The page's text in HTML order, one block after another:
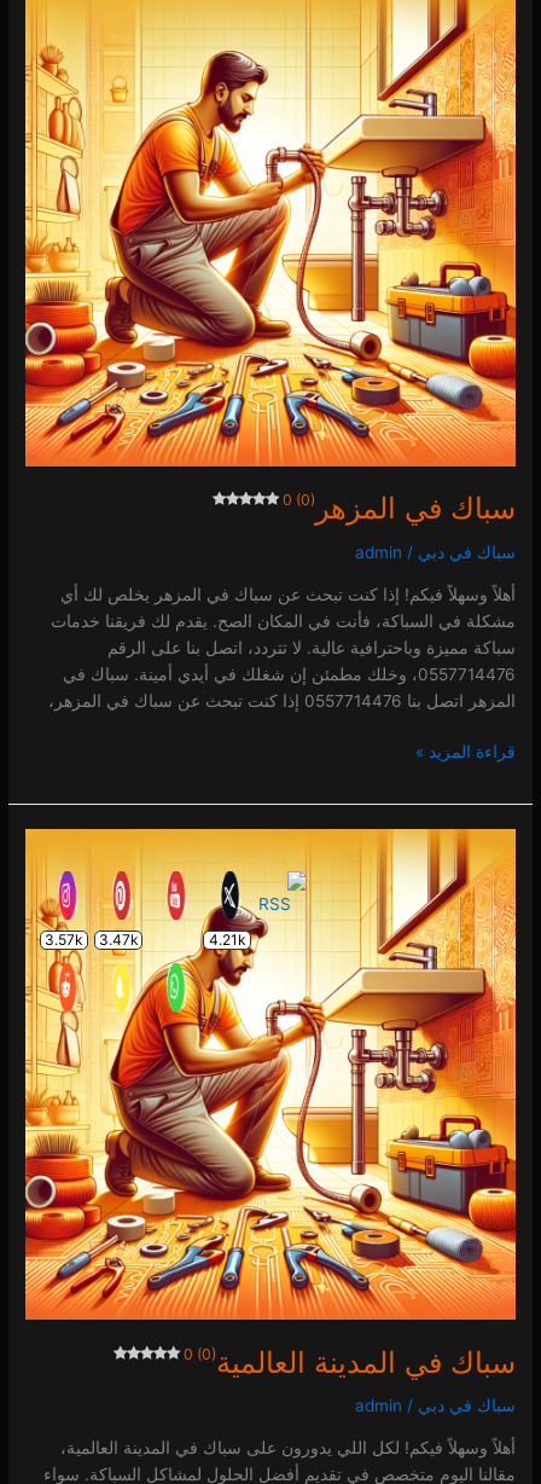
سباك في المزهر 0 (0)
سباك في دبي /
admin
أهلاً وسهلاً فيكم! إذا كنت تبحث عن سباك في المزهر يخلص لك أي
مشكلة في السباكة، فأنت في المكان الصح. يقدم لك فريقنا خدمات
سباكة مميزة وباحترافية عالية. لا تتردد، اتصل بنا على الرقم
0557714476، وخلك مطمئن إن شغلك في أيدي أمينة. سباك في
المزهر اتصل بنا 0557714476 إذا كنت تبحث عن سباك في المزهر،
في
المزهر
0 (0)
قراءة المزيد »
سباك في المدينة العالمية0 (0)
سباك في دبي /
admin
أهلاً وسهلاً فيكم! لكل اللي يدورون على سباك في المدينة العالمية،
مقالنا اليوم متخصص في تقديم أفضل الحلول لمشاكل السباكة. سواء
في
المدينة
العالمية
0 (0)